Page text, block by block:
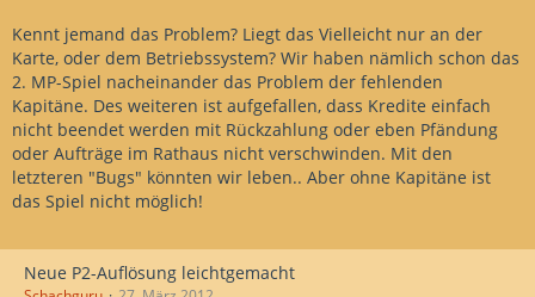
Kennt jemand das Problem? Liegt das Vielleicht nur an der
Karte, oder dem Betriebssystem? Wir haben nämlich schon das
2. MP-Spiel nacheinander das Problem der fehlenden
Kapitäne. Des weiteren ist aufgefallen, dass Kredite einfach
nicht beendet werden mit Rückzahlung oder eben Pfändung
oder Aufträge im Rathaus nicht verschwinden. Mit den
letzteren "Bugs" könnten wir leben.. Aber ohne Kapitäne ist
das Spiel nicht möglich!
Neue P2-Auflösung leichtgemacht